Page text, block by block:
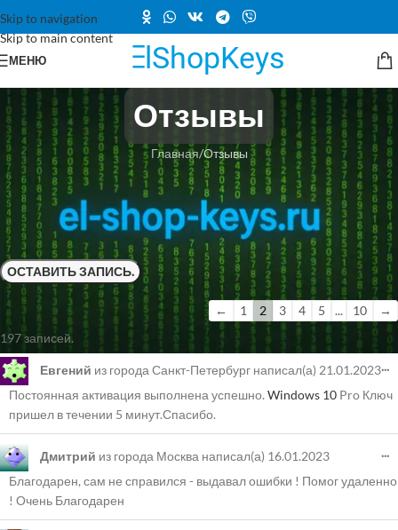
Skip to navigation
Skip to main content
МЕНЮ
Отзывы
Главная Отзывы
Здесь вы можете оставлять отзывы о работе нашего сервиса Эль-
Шоп! Отзывы о товарах находятся под кратким описанием каждого
из товаров. Отзывы на независимой площадкеTrustpilot здесь. А на
платформеYandex — здесь. Спасибо за участие!
← 1 2 3 4 5 ... 10
→
197 записей.
Евгений из города Санкт-Петербург написал(а) 21.01.2023
Постоянная активация выполнена успешно. Windows 10 Pro Ключ
пришел в течении 5 минут.Спасибо.
...
Дмитрий из города Москва написал(а) 16.01.2023
Благодарен, сам не справился - выдавал ошибки ! Помог удаленно
! Очень Благодарен
...